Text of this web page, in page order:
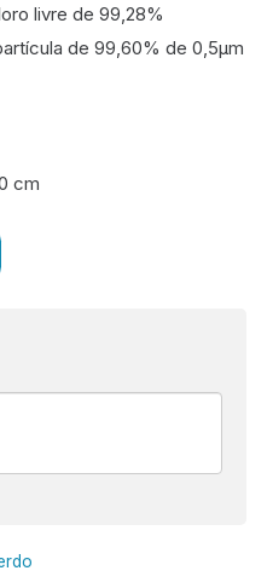
livre de 99,28%
de 99,60% de 0,5µm
cm